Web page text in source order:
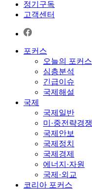
정기구독
고객센터
포커스
오늘의 포커스
심층분석
긴급이슈
국제해설
국제
국제일반
미·중전략경쟁
국제안보
국제정치
국제경제
에너지·자원
국제·외교
코리아 포커스